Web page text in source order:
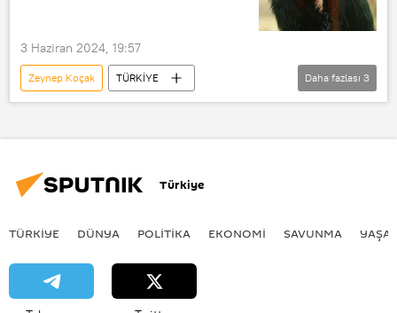
3 Haziran 2024, 19:57
Zeynep Koçak
TÜRKİYE
Rahatsızlık
Derealizasyon
Daha fazlası 3
Türkiye
TÜRKIYE DÜNYA POLİTİKA EKONOMİ SAVUNMA